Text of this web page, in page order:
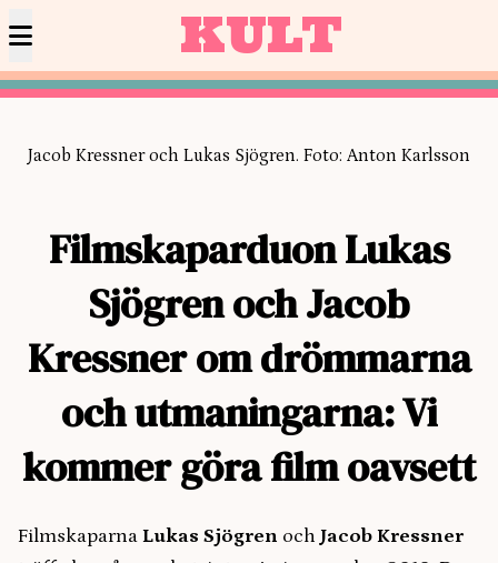
KULT
Jacob Kressner och Lukas Sjögren. Foto: Anton Karlsson
FilmskaparduonLukas
Sjögren och Jacob
Kressner om drömmarna
och utmaningarna: Vi
kommer göra film oavsett
Filmskaparna Lukas Sjögren och Jacob Kressner